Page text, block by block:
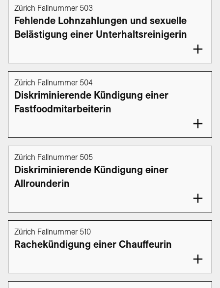
Zürich Fallnummer 503
Fehlende Lohnzahlungen und sexuelle
Belästigung einer Unterhaltsreinigerin
Zürich Fallnummer 504
Diskriminierende Kündigung einer
Fastfoodmitarbeiterin
Zürich Fallnummer 505
Diskriminierende Kündigung einer
Allrounderin
Zürich Fallnummer 510
Rachekündigung einer Chauffeurin